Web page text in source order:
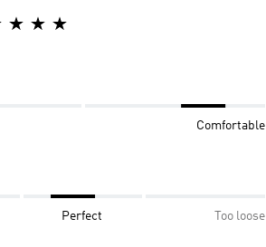
Comfortable
Perfect Too loose